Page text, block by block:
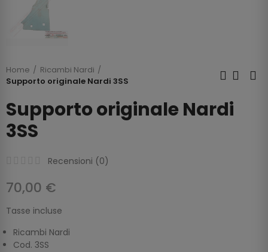
Home
Ricambi Nardi
Supporto originale Nardi 3SS
Supporto originale Nardi
3SS
Recensioni (0)
70,00 €
Tasse incluse
Ricambi Nardi
Cod. 3SS